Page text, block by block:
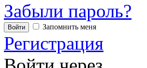
Забыли пароль?
Запомнить меня
Регистрация